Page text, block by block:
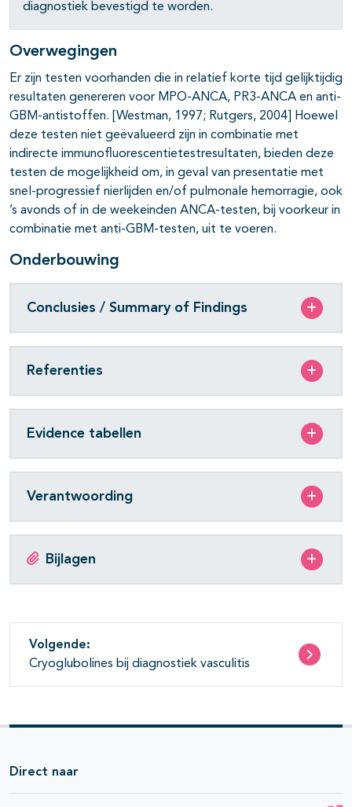
diagnostiek bevestigd te worden.
Overwegingen
Er zijn testen voorhanden die in relatief korte tijd gelijktijdig
resultaten genereren voor MPO-ANCA, PR3-ANCA en anti-
GBM-antistoffen. [Westman, 1997; Rutgers, 2004] Hoewel
deze testen niet geëvalueerd zijn in combinatie met
indirecte immunofluorescentietestresultaten, bieden deze
testen de mogelijkheid om, in geval van presentatie met
snel-progressief nierlijden en/of pulmonale hemorragie, ook
’s avonds of in de weekeinden ANCA-testen, bij voorkeur in
combinatie met anti-GBM-testen, uit te voeren.
Onderbouwing
Conclusies / Summary of Findings
Referenties
Evidence tabellen
Verantwoording
Bijlagen
Volgende:
Cryoglubolines bij diagnostiek vasculitis
Direct naar